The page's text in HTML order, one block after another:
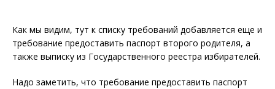
Как мы видим, тут к списку требований добавляется еще и
требование предоставить паспорт второго родителя, а
также выписку из Государственного реестра избирателей.
Надо заметить, что требование предоставить паспорт